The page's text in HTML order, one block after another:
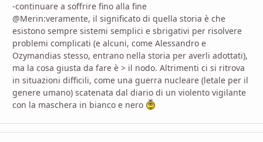
-continuare a soffrire fino alla fine
@Merin:veramente, il significato di quella storia è che
esistono sempre sistemi semplici e sbrigativi per risolvere
problemi complicati (e alcuni, come Alessandro e
Ozymandias stesso, entrano nella storia per averli adottati),
ma la cosa giusta da fare è > il nodo. Altrimenti ci si ritrova
in situazioni difficili, come una guerra nucleare (letale per il
genere umano) scatenata dal diario di un violento vigilante
con la maschera in bianco e nero